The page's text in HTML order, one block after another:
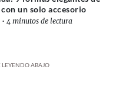
un solo accesorio
• 4 minutos de lectura
LEYENDO ABAJO